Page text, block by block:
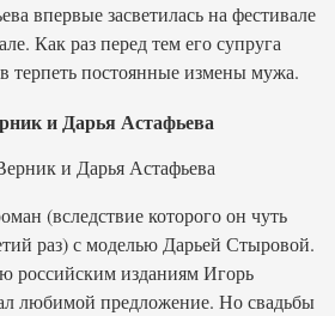
впервые засветилась на фестивале
Как раз перед тем его супруга
терпеть постоянные измены мужа.
и Дарья Астафьева
(вследствие которого он чуть
раз) с моделью Дарьей Стыровой.
российским изданиям Игорь
любимой предложение. Но свадьбы